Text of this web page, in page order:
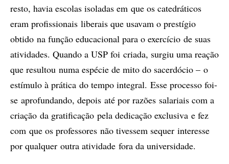
resto, havia escolas isoladas em que os catedráticos
eram profissionais liberais que usavam o prestígio
obtido na função educacional para o exercício de suas
atividades. Quando a USP foi criada, surgiu uma reação
que resultou numa espécie de mito do sacerdócio – o
estímulo à prática do tempo integral. Esse processo foi-
se aprofundando, depois até por razões salariais com a
criação da gratificação pela dedicação exclusiva e fez
com que os professores não tivessem sequer interesse
por qualquer outra atividade fora da universidade.